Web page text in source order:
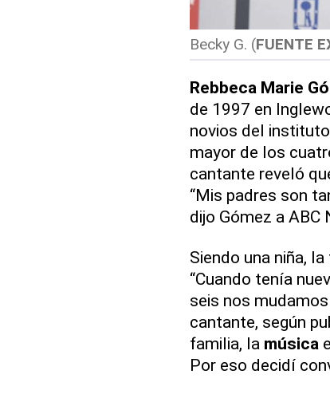
Becky G. (FUENTE
Rebbeca Marie
de 1997 en
novios del
mayor de los
cantante reveló
“Mis padres son
dijo Gómez a ABC
Siendo una niña,
“Cuando tenía
seis nos
cantante, según
familia, la música
Por eso decidí